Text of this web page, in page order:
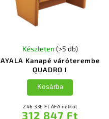
AYALA Kanapé váróterembe
QUADRO I
Készleten (>5 db)
246 336 Ft ÁFA nélkül
312 847 Ft
Kosárba